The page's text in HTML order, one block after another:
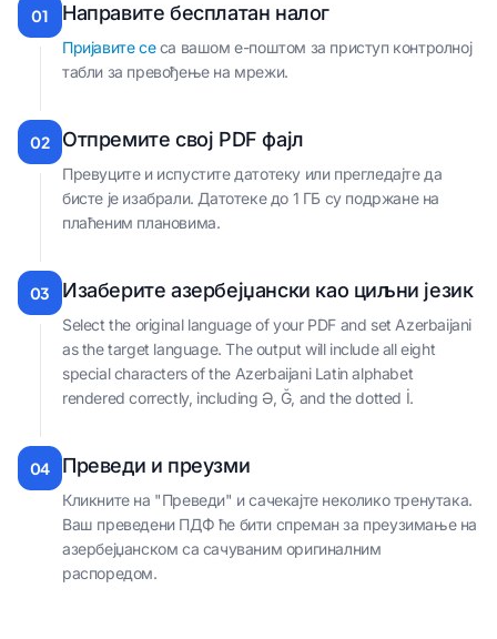
01 Направите бесплатан налог
Пријавите сеса вашом е-поштом за приступ контролној
табли за превођење на мрежи.
02 Отпремите свој PDF фајл
Превуците и испустите датотеку или прегледајте да
бисте је изабрали. Датотеке до 1 ГБ су подржане на
плаћеним плановима.
03 Изаберите азербејџански као циљни језик
Select the original language of your PDF and set Azerbaijani
as the target language. The output will include all eight
special characters of the Azerbaijani Latin alphabet
rendered correctly, including Ə, Ğ, and the dotted İ.
04 Преведи и преузми
Кликните на "Преведи" и сачекајте неколико тренутака.
Ваш преведени ПДФ ће бити спреман за преузимање на
азербејџанском са сачуваним оригиналним
распоредом.